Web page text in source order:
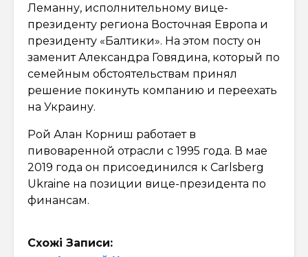
Леманну, исполнительному вице-
президенту региона Восточная Европа и
президенту «Балтики». На этом посту он
заменит Александра Говядина, который по
семейным обстоятельствам принял
решение покинуть компанию и переехать
на Украину.
Рой Алан Корниш работает в
пивоваренной отрасли с 1995 года. В мае
2019 года он присоединился к Carlsberg
Ukraine на позиции вице-президента по
финансам.
Схожі Записи: